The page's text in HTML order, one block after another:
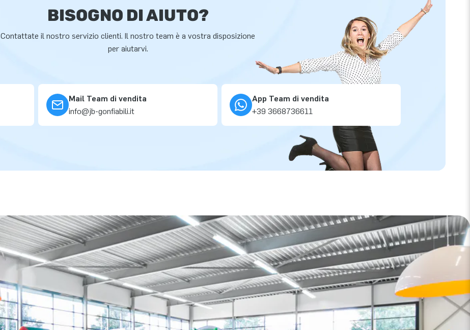
BISOGNO DI AIUTO?
Contattate il nostro servizio clienti. Il nostro team è a vostra disposizione
per aiutarvi.
Mail Team di vendita
info@jb-gonfiabili.it
App Team di vendita
+39 3668736611